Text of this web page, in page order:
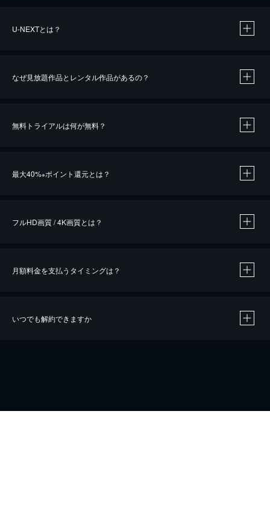
U-NEXTとは？
なぜ見放題作品とレンタル作品があるの？
無料トライアルは何が無料？
最大40%※ポイント還元とは？
※40％ポイント還元の対象は、クレジットカード決済による作品の購入 / レンタルです。
フルHD画質 / 4K画質とは？
月額料金を支払うタイミングは？
いつでも解約できますか